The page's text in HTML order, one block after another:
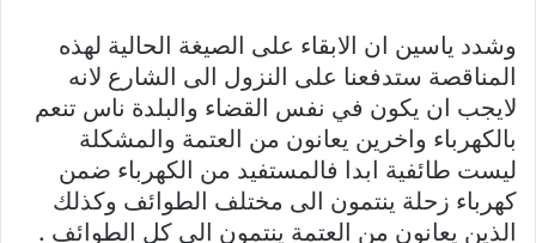
وشدد ياسين ان الابقاء على الصيغة الحالية لهذه
المناقصة ستدفعنا على النزول الى الشارع لانه
لايجب ان يكون في نفس القضاء والبلدة ناس تنعم
بالكهرباء واخرين يعانون من العتمة والمشكلة
ليست طائفية ابدا فالمستفيد من الكهرباء ضمن
كهرباء زحلة ينتمون الى مختلف الطوائف وكذلك
الذين يعانون من العتمة ينتمون الى كل الطوائف .